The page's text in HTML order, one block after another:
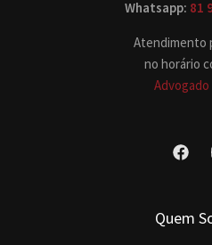
Whatsapp: 81
Atendimento
no horário
Quem